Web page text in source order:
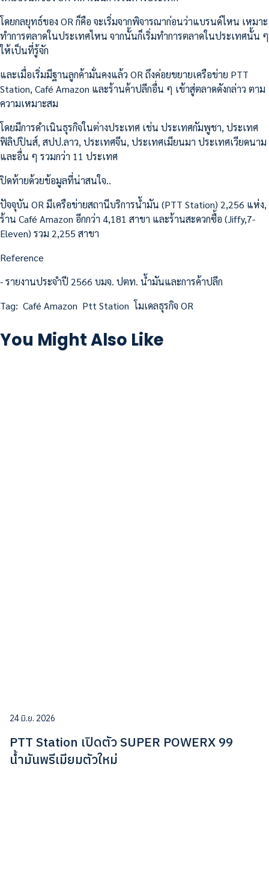
โดยกลยุทธ์ของ OR ก็คือ จะเริ่มจากพิจารณาก่อนว่าแบรนด์ไหน เหมาะ
ทำการตลาดในประเทศไหน จากนั้นก็เริ่มทำการตลาดในประเทศนั้น ๆ
ให้เป็นที่รู้จัก
และเมื่อเริ่มมีฐานลูกค้ามั่นคงแล้ว OR ถึงค่อยขยายเครือข่าย PTT
Station, Café Amazon และร้านค้าปลีกอื่น ๆ เข้าสู่ตลาดดังกล่าว ตาม
ความเหมาะสม
โดยมีการดำเนินธุรกิจในต่างประเทศ เช่น ประเทศกัมพูชา, ประเทศ
ฟิลิปปินส์, สปป.ลาว, ประเทศจีน, ประเทศเมียนมา ประเทศเวียดนาม
และอื่น ๆ รวมกว่า 11 ประเทศ
ปิดท้ายด้วยข้อมูลที่น่าสนใจ..
ปัจจุบัน OR มีเครือข่ายสถานีบริการน้ำมัน (PTT Station) 2,256 แห่ง,
ร้าน Café Amazon อีกกว่า 4,181 สาขา และร้านสะดวกซื้อ (Jiffy,7-
Eleven) รวม 2,255 สาขา
Reference
- รายงานประจำปี 2566 บมจ. ปตท. น้ำมันและการค้าปลีก
Tag: Café Amazon Ptt Station โมเดลธุรกิจ OR
You Might Also Like
24 มิ.ย. 2026
PTT Station เปิดตัว SUPER POWERX 99
น้ำมันพรีเมียมตัวใหม่